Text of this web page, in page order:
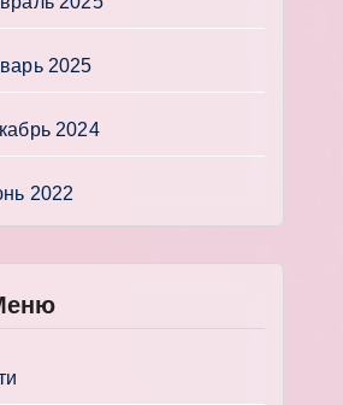
2025
2024
2022